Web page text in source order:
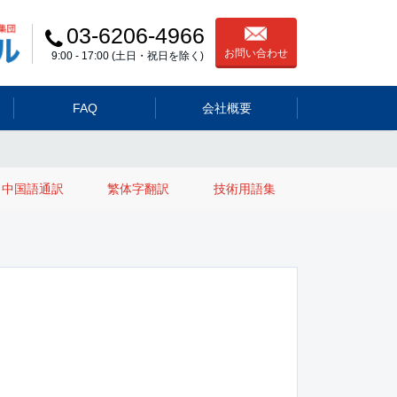
03-6206-4966
9:00 - 17:00 (土日・祝日を除く) お問い合わせ
FAQ 会社概要
中国語通訳 繁体字翻訳 技術用語集